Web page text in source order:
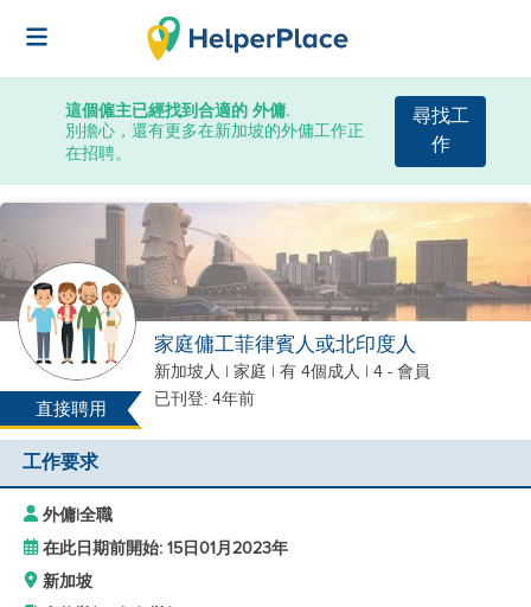
這個僱主已經找到合適的 外傭.
別擔心，還有更多在新加坡的外傭工作正
在招聘。
尋找工
作
直接聘用
家庭傭工菲律賓人或北印度人
新加坡人 | 家庭 | 有 4個成人 | 4 - 會員
已刊登: 4年前
工作要求
外傭|全職
在此日期前開始: 15日01月2023年
新加坡